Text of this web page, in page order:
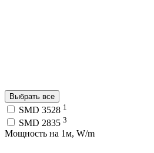
Выбрать все
SMD 3528 1
SMD 2835 3
Мощность на 1м, W/m